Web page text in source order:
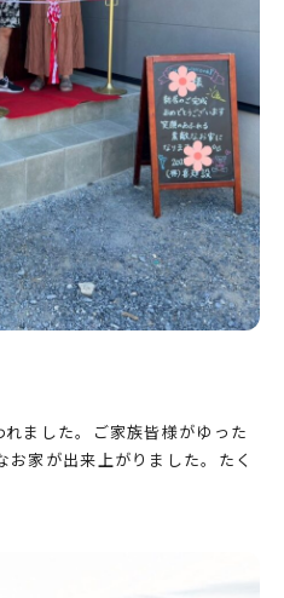
ました。ご家族皆様がゆった
お家が出来上がりました。たく